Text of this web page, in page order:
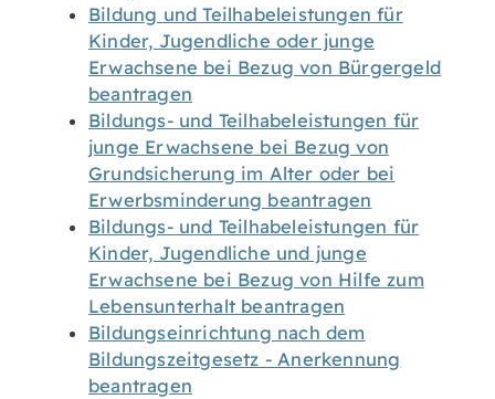
Bildung und Teilhabeleistungen für
Kinder, Jugendliche oder junge
Erwachsene bei Bezug von Bürgergeld
beantragen
Bildungs- und Teilhabeleistungen für
junge Erwachsene bei Bezug von
Grundsicherung im Alter oder bei
Erwerbsminderung beantragen
Bildungs- und Teilhabeleistungen für
Kinder, Jugendliche und junge
Erwachsene bei Bezug von Hilfe zum
Lebensunterhalt beantragen
Bildungseinrichtung nach dem
Bildungszeitgesetz - Anerkennung
beantragen